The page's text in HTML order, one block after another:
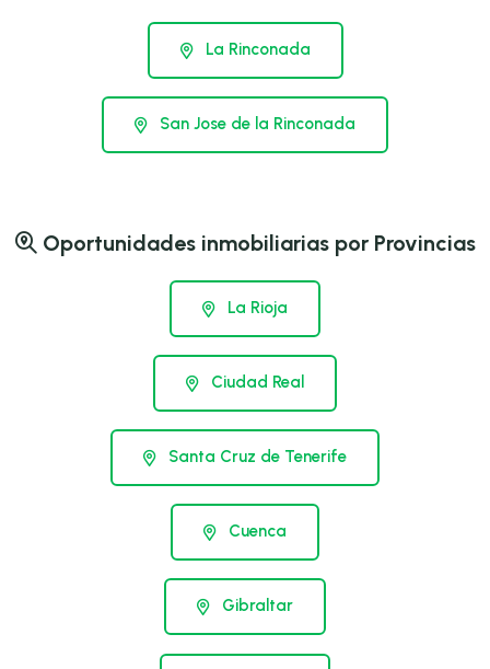
La Rinconada
San Jose de la Rinconada
Oportunidades inmobiliarias por Provincias
La Rioja
Ciudad Real
Santa Cruz de Tenerife
Cuenca
Gibraltar